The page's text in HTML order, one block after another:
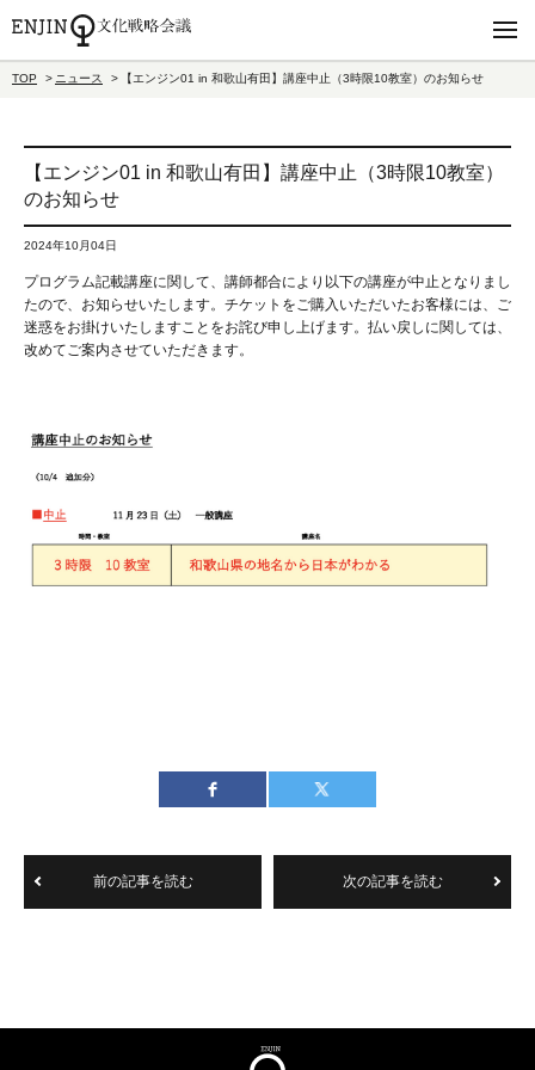
TOP ニュース 【エンジン01 in 和歌山有田】講座中止（3時限10教室）のお知らせ
【エンジン01 in 和歌山有田】講座中止（3時限10教室）
のお知らせ
2024年10月04日
プログラム記載講座に関して、講師都合により以下の講座が中止となりまし
たので、お知らせいたします。チケットをご購入いただいたお客様には、ご
迷惑をお掛けいたしますことをお詫び申し上げます。払い戻しに関しては、
改めてご案内させていただきます。
前の記事を読む 次の記事を読む